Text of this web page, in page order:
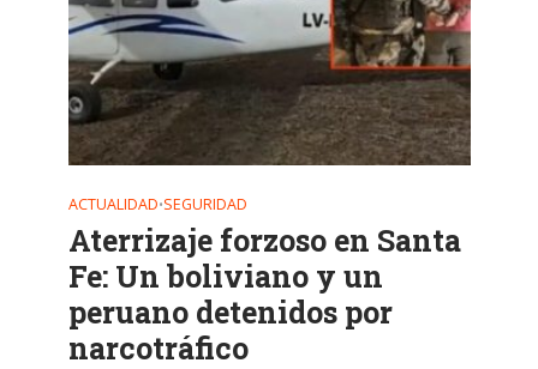
ACTUALIDAD•SEGURIDAD
Aterrizaje forzoso en Santa
Fe: Un boliviano y un
peruano detenidos por
narcotráfico